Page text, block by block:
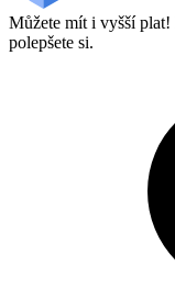
Můžete mít i vyšší plat!
polepšete si.